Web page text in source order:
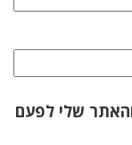
שלי לפעם